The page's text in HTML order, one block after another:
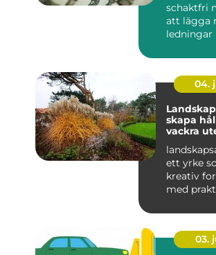
schaktfri
att lägga
ledningar
grä...
04.
skapa
vackra
ett yrke
kreativ
med
03.